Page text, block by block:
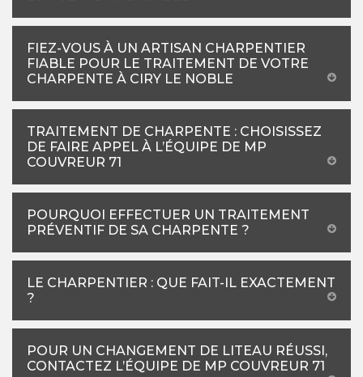
FIEZ-VOUS À UN ARTISAN CHARPENTIER
FIABLE POUR LE TRAITEMENT DE VOTRE
CHARPENTE À CIRY LE NOBLE
TRAITEMENT DE CHARPENTE : CHOISISSEZ
DE FAIRE APPEL À L’ÉQUIPE DE MP
COUVREUR 71
POURQUOI EFFECTUER UN TRAITEMENT
PRÉVENTIF DE SA CHARPENTE ?
LE CHARPENTIER : QUE FAIT-IL EXACTEMENT
?
POUR UN CHANGEMENT DE LITEAU RÉUSSI,
CONTACTEZ L’ÉQUIPE DE MP COUVREUR 71